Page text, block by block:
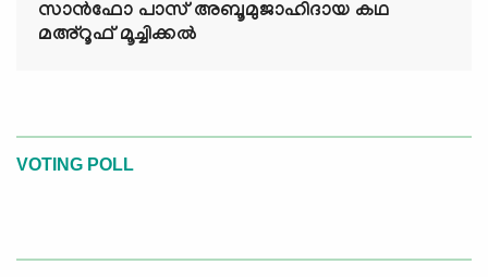
സാൻഫോ പാസ് അബൂമുജാഹിദായ കഥ
മഅ്റൂഫ് മൂച്ചിക്കല്‍
VOTING POLL